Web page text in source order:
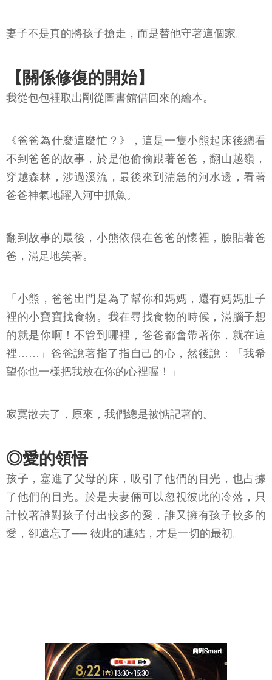
妻子不是真的將孩子搶走，而是替他守著這個家。
【關係修復的開始】
我從包包裡取出剛從圖書館借回來的繪本。
《爸爸為什麼這麼忙？》，這是一隻小熊起床後總看
不到爸爸的故事，於是他偷偷跟著爸爸，翻山越嶺，
穿越森林，涉過溪流，最後來到湍急的河水邊，看著
爸爸神氣地躍入河中抓魚。
翻到故事的最後，小熊依偎在爸爸的懷裡，臉貼著爸
爸，滿足地笑著。
「小熊，爸爸出門是為了幫你和媽媽，還有媽媽肚子
裡的小寶寶找食物。我在尋找食物的時候，滿腦子想
的就是你啊！不管到哪裡，爸爸都會帶著你，就在這
裡……」爸爸說著指了指自己的心，然後說：「我希
望你也一樣把我放在你的心裡喔！」
寂寞散去了，原來，我們總是被惦記著的。
◎愛的領悟
孩子，塞進了父母的床，吸引了他們的目光，也占據
了他們的目光。於是夫妻倆可以忽視彼此的冷落，只
計較著誰對孩子付出較多的愛，誰又擁有孩子較多的
愛，卻遺忘了── 彼此的連結，才是一切的最初。